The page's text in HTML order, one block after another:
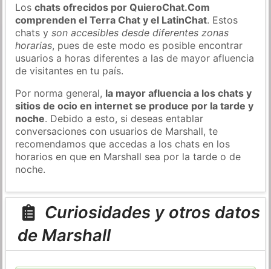
Loschats ofrecidos por QuieroChat.Com
comprenden el Terra Chat y el LatinChat. Estos
chats yson accesibles desde diferentes zonas
horarias, pues de este modo es posible encontrar
usuarios a horas diferentes a las de mayor afluencia
de visitantes en tu país.
Por norma general, la mayor afluencia a los chats y
sitios de ocio en internet se produce por la tarde y
noche. Debido a esto, si deseas entablar
conversaciones con usuarios de Marshall, te
recomendamos que accedas a los chats en los
horarios en que en Marshall sea por la tarde o de
noche.
Curiosidades y otros datos
de Marshall